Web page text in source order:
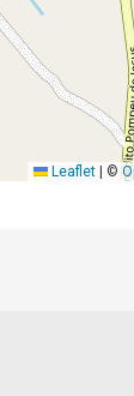
Leaflet ©